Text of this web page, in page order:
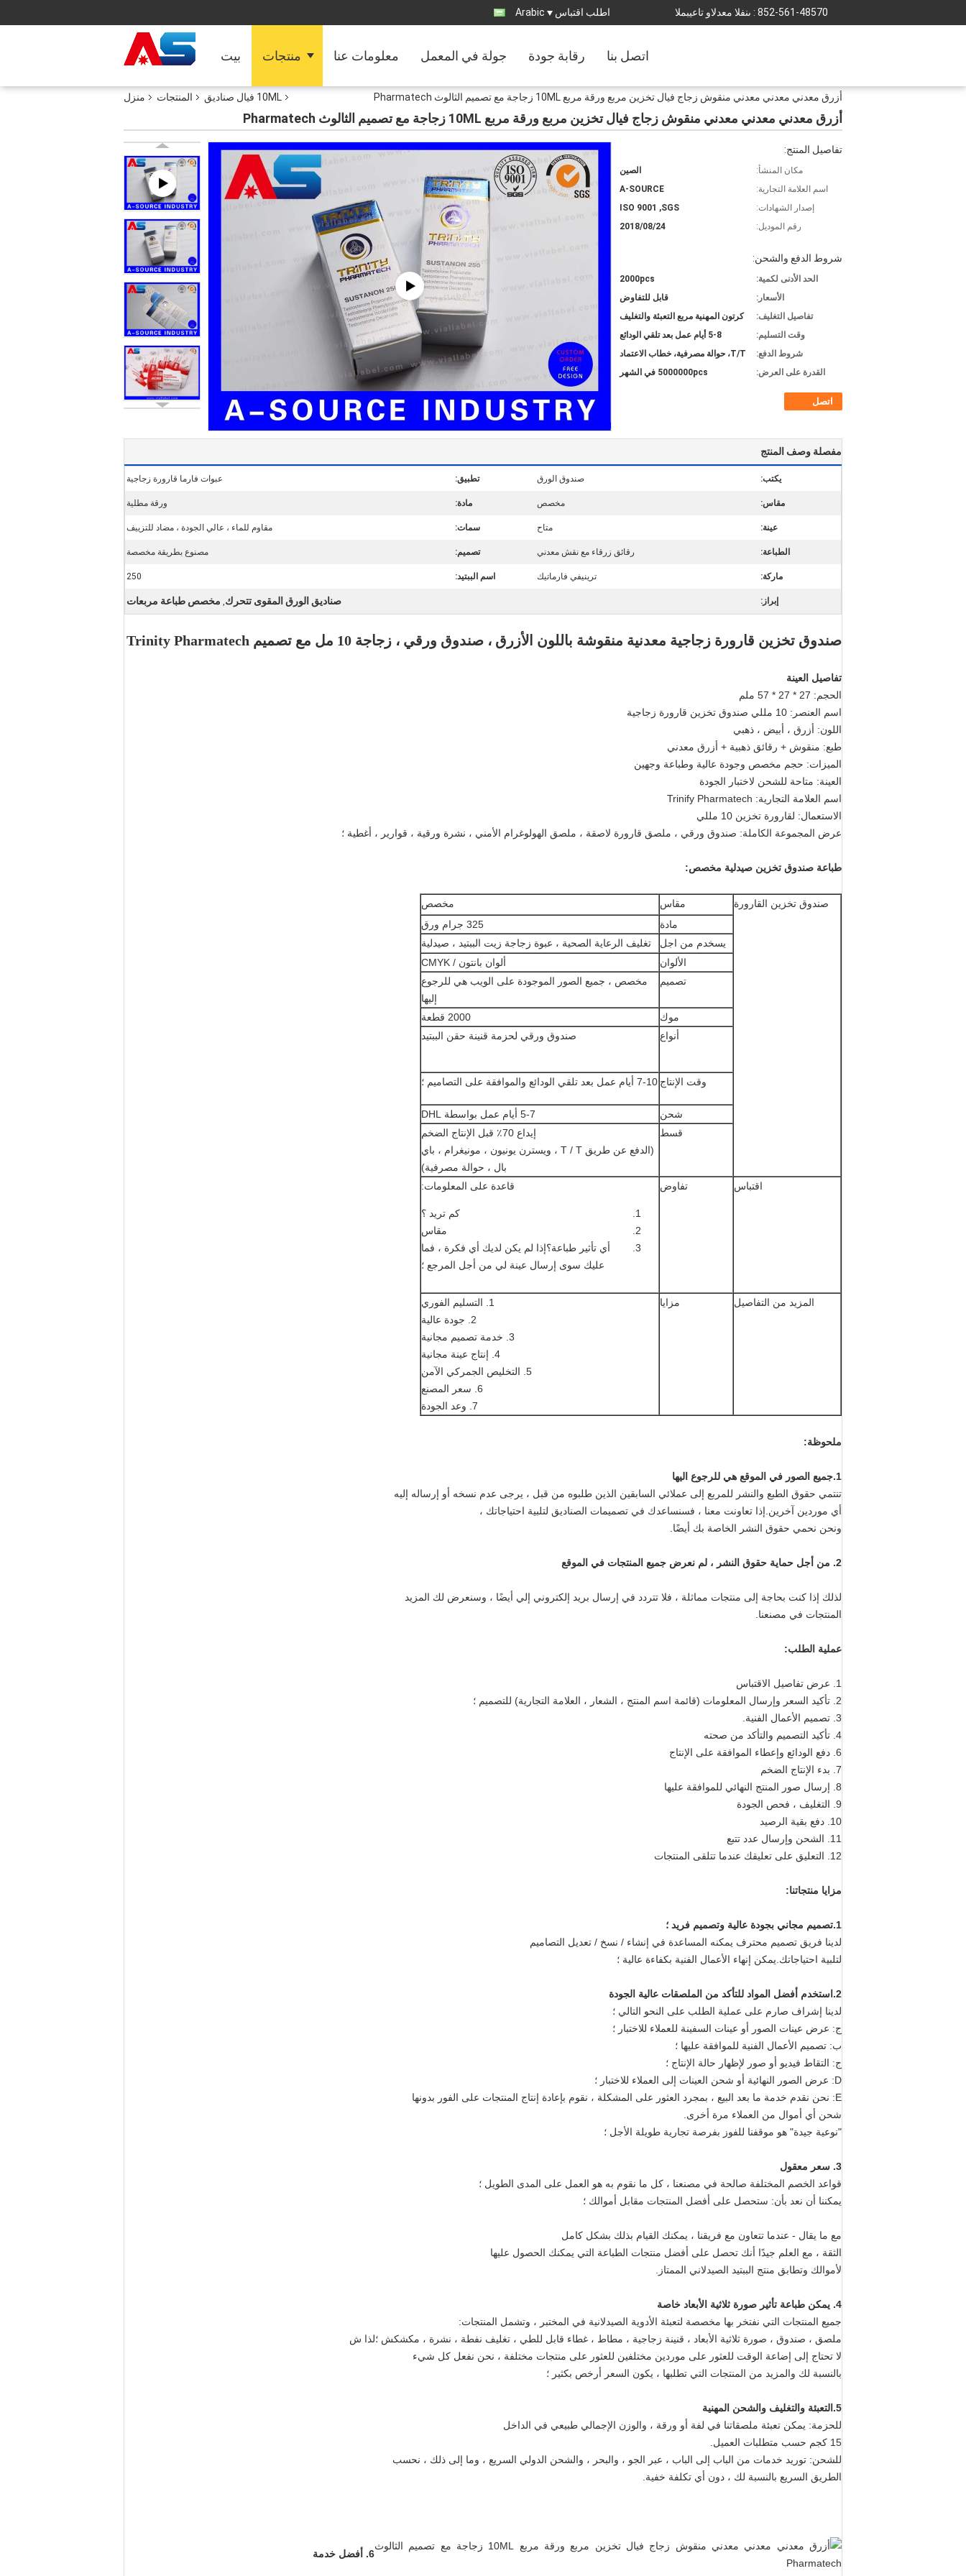
المبيعات والدعم الفنى : 852-561-48570 اطلب اقتباس Arabic
بيت منتجات معلومات عنا جولة في المعمل رقابة جودة اتصل بنا
منزل المنتجات 10ML فيال صناديق أزرق معدني معدني معدني منقوش زجاج فيال تخزين مربع ورقة مربع 10ML زجاجة مع تصميم الثالوث Pharmatech
أزرق معدني معدني معدني منقوش زجاج فيال تخزين مربع ورقة مربع 10ML زجاجة مع تصميم الثالوث Pharmatech
تفاصيل المنتج:
مكان المنشأ:
الصين
اسم العلامة التجارية:
A-SOURCE
إصدار الشهادات:
ISO 9001 ,SGS
رقم الموديل:
2018/08/24
شروط الدفع والشحن:
الحد الأدنى لكمية:
2000pcs
الأسعار:
قابل للتفاوض
تفاصيل التغليف:
كرتون المهنية مربع التعبئة والتغليف
وقت التسليم:
5-8 أيام عمل بعد تلقي الودائع
شروط الدفع:
T/T، حوالة مصرفية، خطاب الاعتماد
القدرة على العرض:
5000000pcs في الشهر
اتصل
مفصلة وصف المنتج
يكتب: صندوق الورق تطبيق: عبوات فارما قارورة زجاجية
مقاس: مخصص مادة: ورقة مطلية
عينة: متاح سمات: مقاوم للماء ، عالي الجودة ، مضاد للتزييف
الطباعة: رقائق زرقاء مع نقش معدني تصميم: مصنوع بطريقة مخصصة
ماركة: ترينيفي فارماتيك اسم الببتيد: 250
إبراز: صناديق الورق المقوى تتحرك, مخصص طباعة مربعات
صندوق تخزين قارورة زجاجية معدنية منقوشة باللون الأزرق ، صندوق ورقي ، زجاجة 10 مل مع تصميم Trinity Pharmatech
تفاصيل العينة
الحجم: 27 * 27 * 57 ملم
اسم العنصر: 10 مللي صندوق تخزين قارورة زجاجية
اللون: أزرق ، أبيض ، ذهبي
طبع: منقوش + رقائق ذهبية + أزرق معدني
الميزات: حجم مخصص وجودة عالية وطباعة وجهين
العينة: متاحة للشحن لاختبار الجودة
اسم العلامة التجارية: Trinify Pharmatech
الاستعمال: لقارورة تخزين 10 مللي
عرض المجموعة الكاملة: صندوق ورقي ، ملصق قارورة لاصقة ، ملصق الهولوغرام الأمني ​​، نشرة ورقية ، قوارير ، أغطية ؛
طباعة صندوق تخزين صيدلية مخصص:
صندوق تخزين القارورة مقاس
مخصص
مادة
325 جرام ورق
يسخدم من اجل
تغليف الرعاية الصحية ، عبوة زجاجة زيت الببتيد ، صيدلية
الألوان
ألوان بانتون / CMYK
تصميم
مخصص ، جميع الصور الموجودة على الويب هي للرجوع
إليها
موك
2000 قطعة
أنواع
صندوق ورقي لحزمة قنينة حقن الببتيد
وقت الإنتاج 7-10 أيام عمل بعد تلقي الودائع والموافقة على التصاميم ؛
شحن
5-7 أيام عمل بواسطة DHL
قسط
إيداع 70٪ قبل الإنتاج الضخم
(الدفع عن طريق T / T ، ويسترن يونيون ، مونيغرام ، باي
بال ، حوالة مصرفية)
اقتباس
تفاوض قاعدة على المعلومات:
كم تريد ؟
مقاس
أي تأثير طباعة؟إذا لم يكن لديك أي فكرة ، فما
عليك سوى إرسال عينة لي من أجل المرجع ؛
المزيد من التفاصيل مزايا
1. التسليم الفوري
2. جودة عالية
3. خدمة تصميم مجانية
4. إنتاج عينة مجانية
5. التخليص الجمركي الآمن
6. سعر المصنع
7. وعد الجودة
ملحوظة:
1.جميع الصور في الموقع هي للرجوع اليها
تنتمي حقوق الطبع والنشر للمربع إلى عملائي السابقين الذين طلبوه من قبل ، يرجى عدم نسخه أو إرساله إليه
أي موردين آخرين.إذا تعاونت معنا ، فسنساعدك في تصميمات الصناديق لتلبية احتياجاتك ،
ونحن نحمي حقوق النشر الخاصة بك أيضًا.
2. من أجل حماية حقوق النشر ، لم نعرض جميع المنتجات في الموقع
لذلك إذا كنت بحاجة إلى منتجات مماثلة ، فلا تتردد في إرسال بريد إلكتروني إلي أيضًا ، وسنعرض لك المزيد
المنتجات في مصنعنا.
عملية الطلب:
1. عرض تفاصيل الاقتباس
2. تأكيد السعر وإرسال المعلومات (قائمة اسم المنتج ، الشعار ، العلامة التجارية) للتصميم ؛
3. تصميم الأعمال الفنية.
4. تأكيد التصميم والتأكد من صحته
6. دفع الودائع وإعطاء الموافقة على الإنتاج
7. بدء الإنتاج الضخم
8. إرسال صور المنتج النهائي للموافقة عليها
9. التغليف ، فحص الجودة
10. دفع بقية الرصيد
11. الشحن وإرسال عدد تتبع
12. التعليق على تعليقك عندما تتلقى المنتجات
مزايا منتجاتنا:
1.تصميم مجاني بجودة عالية وتصميم فريد ؛
لدينا فريق تصميم محترف يمكنه المساعدة في إنشاء / نسخ / تعديل التصاميم
لتلبية احتياجاتك.يمكن إنهاء الأعمال الفنية بكفاءة عالية ؛
2. استخدم أفضل المواد للتأكد من الملصقات عالية الجودة
لدينا إشراف صارم على عملية الطلب على النحو التالي ؛
ج: عرض عينات الصور أو عينات السفينة للعملاء للاختبار ؛
ب: تصميم الأعمال الفنية للموافقة عليها ؛
ج: التقاط فيديو أو صور لإظهار حالة الإنتاج ؛
D: عرض الصور النهائية أو شحن العينات إلى العملاء للاختبار ؛
E: نحن نقدم خدمة ما بعد البيع ، بمجرد العثور على المشكلة ، نقوم بإعادة إنتاج المنتجات على الفور بدونها
شحن أي أموال من العملاء مرة أخرى.
"نوعية جيدة" هو موقفنا للفوز بفرصة تجارية طويلة الأجل ؛
3. سعر معقول
قواعد الخصم المختلفة صالحة في مصنعنا ، كل ما نقوم به هو العمل على المدى الطويل ؛
يمكننا أن نعد بأن: ستحصل على أفضل المنتجات مقابل أموالك ؛
مع ما يقال - عندما تتعاون مع فريقنا ، يمكنك القيام بذلك بشكل كامل
الثقة ، مع العلم جيدًا أنك تحصل على أفضل منتجات الطباعة التي يمكنك الحصول عليها
لأموالك وتطابق منتج الببتيد الصيدلاني الممتاز.
4. يمكن طباعة تأثير صورة ثلاثية الأبعاد خاصة
جميع المنتجات التي نفتخر بها مخصصة لتعبئة الأدوية الصيدلانية في المختبر ، وتشمل المنتجات:
ملصق ، صندوق ، صورة ثلاثية الأبعاد ، قنينة زجاجية ، مطاط ، غطاء قابل للطي ، تغليف نفطة ، نشرة ، مكشكش ؛لذا ش
لا تحتاج إلى إضاعة الوقت للعثور على موردين مختلفين للعثور على منتجات مختلفة ، نحن نفعل كل شيء
بالنسبة لك والمزيد من المنتجات التي تطلبها ، يكون السعر أرخص بكثير ؛
5. التعبئة والتغليف والشحن المهنية
للحزمة: يمكن تعبئة ملصقاتنا في لفة أو ورقة ، والوزن الإجمالي طبيعي في الداخل
15 كجم حسب متطلبات العميل.
للشحن: توريد خدمات من الباب إلى الباب ، عبر الجو ، والبحر ، والشحن الدولي السريع ، وما إلى ذلك ، نحسب
الطريق السريع بالنسبة لك ، دون أي تكلفة خفية.
6. أفضل خدمة